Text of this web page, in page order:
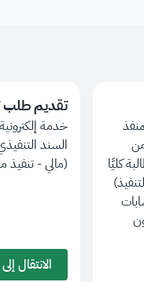
تقديم طلب
خدمة
السند
(مالي -
كليًا